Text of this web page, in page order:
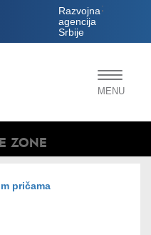
Razvojna
agencija
Srbije
;
Toggle
MENU
ZONE
pričama